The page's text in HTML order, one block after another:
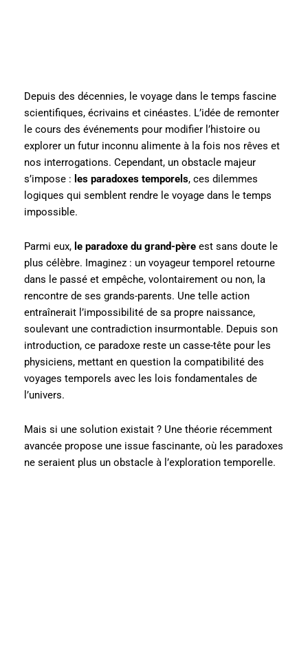
Depuis des décennies, le voyage dans le temps fascine
scientifiques, écrivains et cinéastes. L’idée de remonter
le cours des événements pour modifier l’histoire ou
explorer un futur inconnu alimente à la fois nos rêves et
nos interrogations. Cependant, un obstacle majeur
s’impose : les paradoxes temporels, ces dilemmes
logiques qui semblent rendre le voyage dans le temps
impossible.
Parmi eux, le paradoxe du grand-père est sans doute le
plus célèbre. Imaginez : un voyageur temporel retourne
dans le passé et empêche, volontairement ou non, la
rencontre de ses grands-parents. Une telle action
entraînerait l’impossibilité de sa propre naissance,
soulevant une contradiction insurmontable. Depuis son
introduction, ce paradoxe reste un casse-tête pour les
physiciens, mettant en question la compatibilité des
voyages temporels avec les lois fondamentales de
l’univers.
Mais si une solution existait ? Une théorie récemment
avancée propose une issue fascinante, où les paradoxes
ne seraient plus un obstacle à l’exploration temporelle.